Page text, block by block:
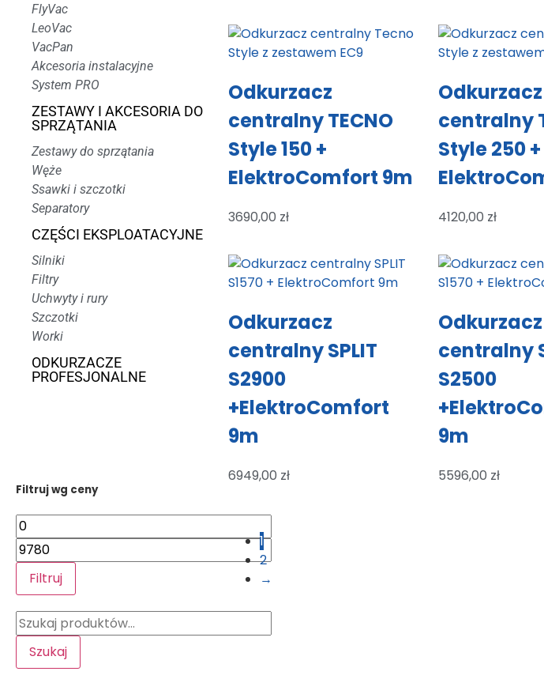
FlyVac
LeoVac
VacPan
Akcesoria instalacyjne
System PRO
ZESTAWY I AKCESORIA DO
SPRZĄTANIA
Zestawy do sprzątania
Węże
Ssawki i szczotki
Separatory
CZĘŚCI EKSPLOATACYJNE
Silniki
Filtry
Uchwyty i rury
Szczotki
Worki
ODKURZACZE
PROFESJONALNE
Filtruj wg ceny
Filtruj
Szukaj
Odkurzacz
centralny TECNO
Style 150 +
ElektroComfort 9m
3690,00 zł
Odkurzacz
centralny
Style 250 +
4120,00 zł
Odkurzacz
centralny SPLIT
S2900
+ElektroComfort
9m
6949,00 zł
Odkurzacz
centralny
S2500
9m
5596,00 zł
1
2
→